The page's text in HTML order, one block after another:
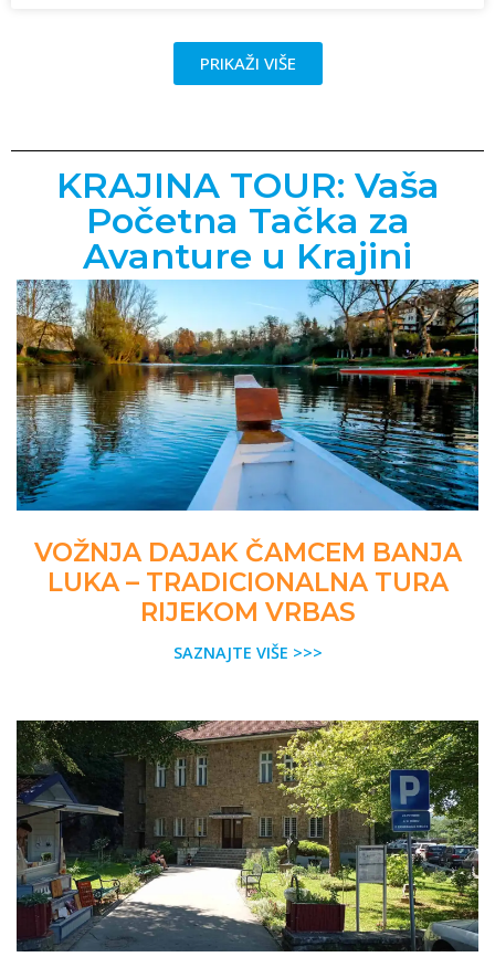
PRIKAŽI VIŠE
KRAJINA TOUR: Vaša
Početna Tačka za
Avanture u Krajini
VOŽNJA DAJAK ČAMCEM BANJA
LUKA – TRADICIONALNA TURA
RIJEKOM VRBAS
SAZNAJTE VIŠE >>>